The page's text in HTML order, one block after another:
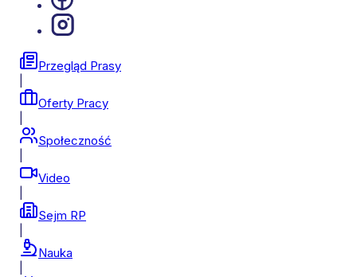
Przegląd Prasy
Oferty Pracy
Społeczność
Video
Sejm RP
Nauka